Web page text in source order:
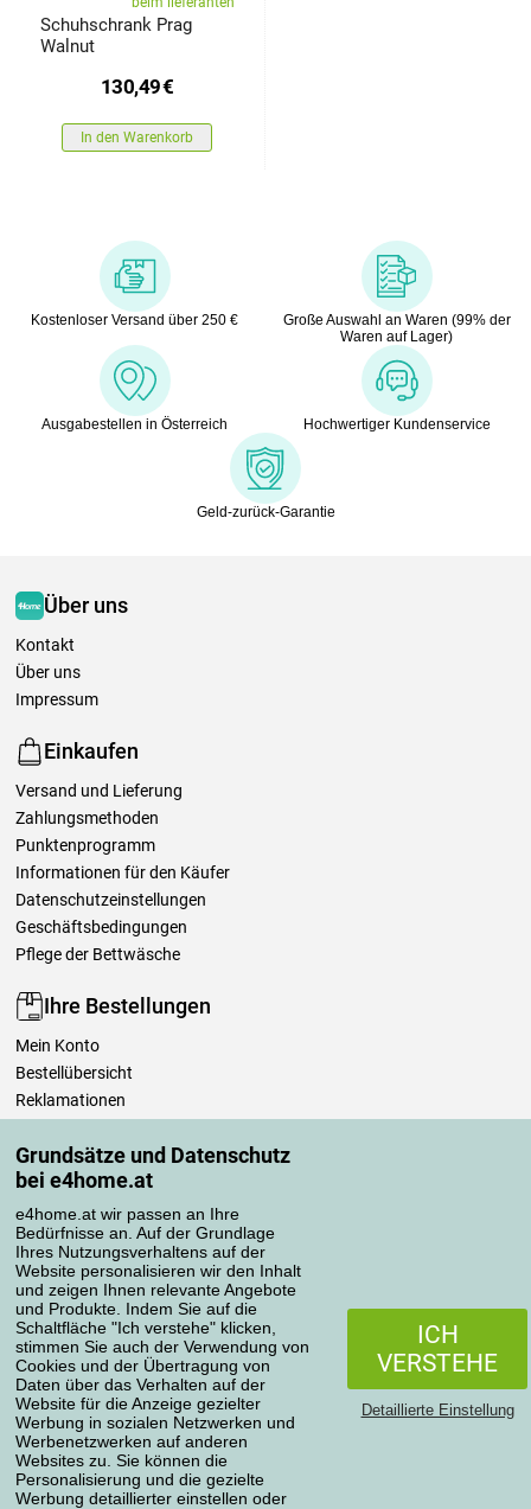
Grundsätze und Datenschutz
bei e4home.at
e4home.at wir passen an Ihre
Bedürfnisse an. Auf der Grundlage
Ihres Nutzungsverhaltens auf der
Website personalisieren wir den Inhalt
und zeigen Ihnen relevante Angebote
und Produkte. Indem Sie auf die
Schaltfläche "Ich verstehe" klicken,
stimmen Sie auch der Verwendung von
Cookies und der Übertragung von
Daten über das Verhalten auf der
Website für die Anzeige gezielter
Werbung in sozialen Netzwerken und
Werbenetzwerken auf anderen
Websites zu. Sie können die
Personalisierung und die gezielte
Werbung detaillierter einstellen oder
ICH
VERSTEHE
Detaillierte Einstellung
Schuhschrank Prag
Walnut
130,49€
In den Warenkorb
Kostenloser Versand über 250 €
Große Auswahl an Waren (99% der
Waren auf Lager)
Ausgabestellen in Österreich Hochwertiger Kundenservice
Geld-zurück-Garantie
Über uns
Kontakt
Über uns
Impressum
Einkaufen
Versand und Lieferung
Zahlungsmethoden
Punktenprogramm
Informationen für den Käufer
Datenschutzeinstellungen
Geschäftsbedingungen
Pflege der Bettwäsche
Ihre Bestellungen
Mein Konto
Bestellübersicht
Reklamationen
Einfach mehr wissen
Richtlinien zur Verarbeitung von Bewertungen
Transportarten
Zahlungsmethoden